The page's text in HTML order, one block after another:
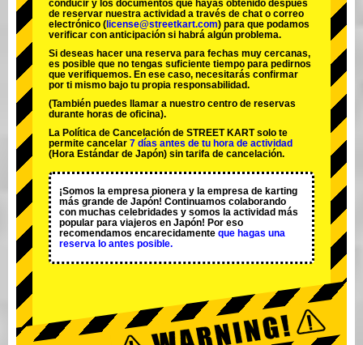
conducir y los documentos que hayas obtenido después
de reservar nuestra actividad a través de chat o correo
electrónico ( license@streetkart.com) para que podamos
verificar con anticipación si habrá algún problema.
Si deseas hacer una reserva para fechas muy cercanas,
es posible que no tengas suficiente tiempo para pedirnos
que verifiquemos. En ese caso, necesitarás confirmar
por ti mismo bajo tu propia responsabilidad.
(También puedes llamar a nuestro centro de reservas
durante horas de oficina).
La Política de Cancelación de STREET KART solo te
permite cancelar 7 días antes de tu hora de actividad
(Hora Estándar de Japón) sin tarifa de cancelación.
¡Somos la empresa pionera y la empresa de karting
más grande de Japón! Continuamos colaborando
con muchas celebridades y somos la actividad más
popular para viajeros en Japón! Por eso
recomendamos encarecidamente que hagas una
reserva lo antes posible.